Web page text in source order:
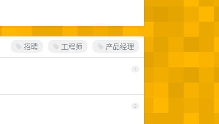
招聘 工程师 产品经理
1
2